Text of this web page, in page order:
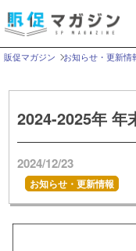
販促マガジン お知らせ・更新情
2024-2025年 年
2024/12/23
お知らせ・更新情報